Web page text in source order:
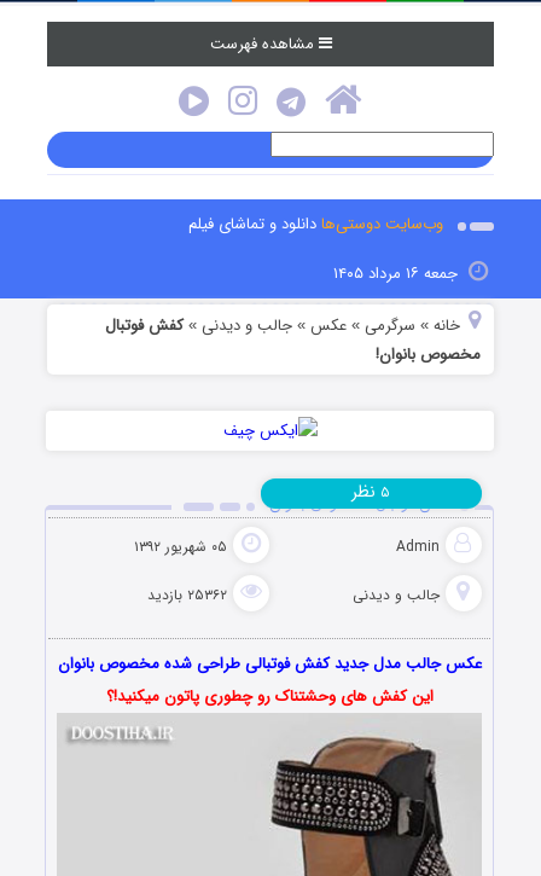
مشاهده فهرست
وب‌سایت دوستی‌هادانلود و تماشای فیلم
جمعه ۱۶ مرداد ۱۴۰۵
خانه » سرگرمی »عکس »جالب و دیدنی »کفش فوتبال
مخصوص بانوان!
کفش فوتبال مخصوص بانوان!
Admin ۰۵ شهریور ۱۳۹۲
جالب و دیدنی ۲۵۳۶۲ بازدید
۵ نظر
عکس جالب مدل جدید کفش فوتبالی طراحی شده مخصوص بانوان
این کفش های وحشتناک رو چطوری پاتون میکنید!؟